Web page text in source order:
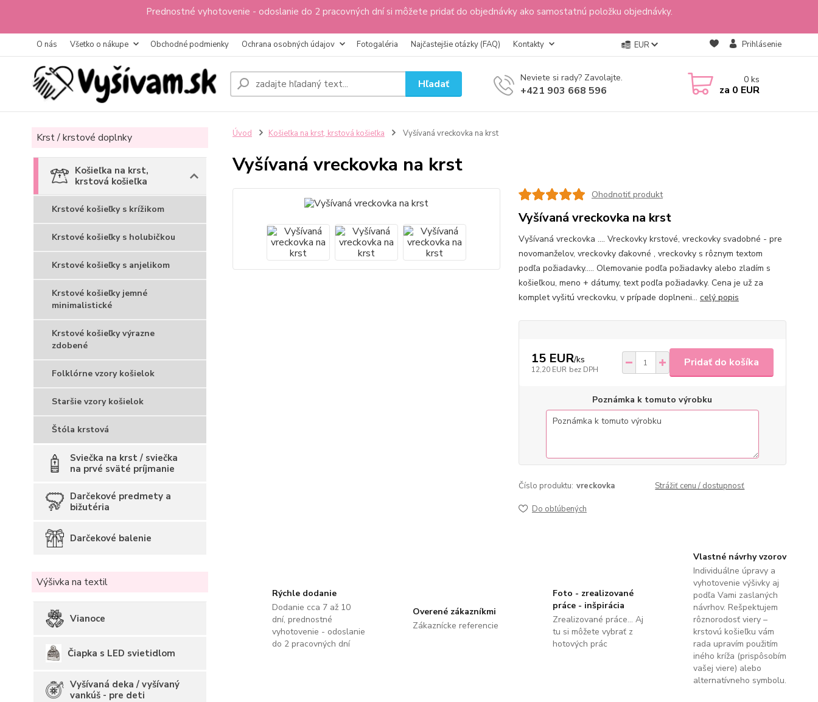
Prednostné vyhotovenie - odoslanie do 2 pracovných dní si môžete pridať do objednávky ako samostatnú položku objednávky.
O nás Všetko o nákupe Obchodné podmienky Ochrana osobných údajov Fotogaléria Najčastejšie otázky (FAQ) Kontakty EUR Prihlásenie
Hľadať Neviete si rady? Zavolajte.
+421 903 668 596
0 ks
za 0 EUR
Krst / krstové doplnky
Košieľka na krst,
krstová košieľka
Krstové košieľky s krížikom
Krstové košieľky s holubičkou
Krstové košieľky s anjelikom
Krstové košieľky jemné
minimalistické
Krstové košieľky výrazne
zdobené
Folklórne vzory košielok
Staršie vzory košielok
Štóla krstová
Sviečka na krst / sviečka
na prvé sväté príjmanie
Darčekové predmety a
bižutéria
Darčekové balenie
Výšivka na textil
Vianoce
Čiapka s LED svietidlom
Vyšívaná deka / vyšívaný
vankúš - pre deti
Úvod Košieľka na krst, krstová košieľka Vyšívaná vreckovka na krst
Vyšívaná vreckovka na krst
Ohodnotiť produkt
Vyšívaná vreckovka na krst
Vyšívaná vreckovka .... Vreckovky krstové, vreckovky svadobné - pre
novomanželov, vreckovky ďakovné , vreckovky s rôznym textom
podľa požiadavky..... Olemovanie podľa požiadavky alebo zladím s
košieľkou, meno + dátumy, text podľa požiadavky. Cena je už za
komplet vyšitú vreckovku, v prípade doplneni... celý popis
15 EUR/ks
12,20 EUR bez DPH
Pridať do košíka
Poznámka k tomuto výrobku
Číslo produktu: vreckovka Strážiť cenu / dostupnosť
Do obľúbených
Rýchle dodanie
Dodanie cca 7 až 10
dní, prednostné
vyhotovenie - odoslanie
do 2 pracovných dní
Overené zákazníkmi
Zákaznícke referencie
Foto - zrealizované
práce - inšpirácia
Zrealizované práce... Aj
tu si môžete vybrať z
hotových prác
Vlastné návrhy vzorov
Individuálne úpravy a
vyhotovenie výšivky aj
podľa Vami zaslaných
návrhov. Rešpektujem
rôznorodosť viery –
krstovú košieľku vám
rada upravím použitím
iného kríža (prispôsobím
vašej viere) alebo
alternatívneho symbolu.